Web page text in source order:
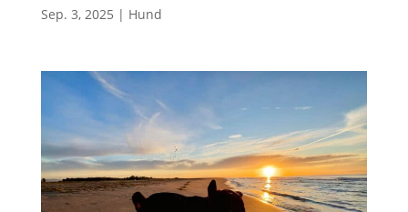
Sep. 3, 2025 | Hund